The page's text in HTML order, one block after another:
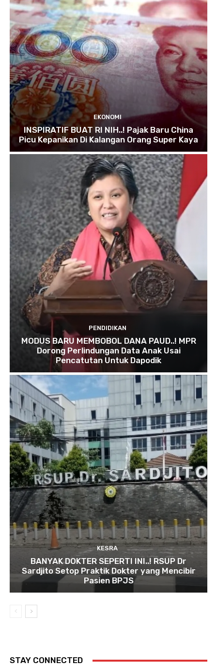
EKONOMI
INSPIRATIF BUAT RI NIH..! Pajak Baru China
Picu Kepanikan Di Kalangan Orang Super Kaya
PENDIDIKAN
MODUS BARU MEMBOBOL DANA PAUD..! MPR
Dorong Perlindungan Data Anak Usai
Pencatutan Untuk Dapodik
KESRA
BANYAK DOKTER SEPERTI INI..! RSUP Dr
Sardjito Setop Praktik Dokter yang Mencibir
Pasien BPJS
STAY CONNECTED